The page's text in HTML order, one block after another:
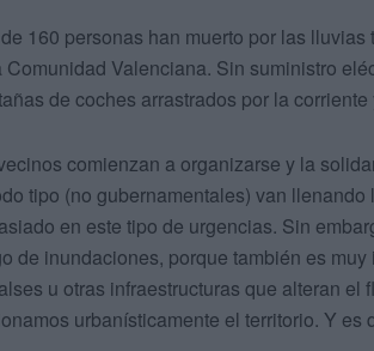
160 personas han muerto por las
Comunidad Valenciana. Sin suministro
de coches arrastrados por la
comienzan a organizarse y la
tipo (no gubernamentales) van
en este tipo de urgencias. Sin
de inundaciones, porque también es
u otras infraestructuras que alteran
urbanísticamente el territorio. Y